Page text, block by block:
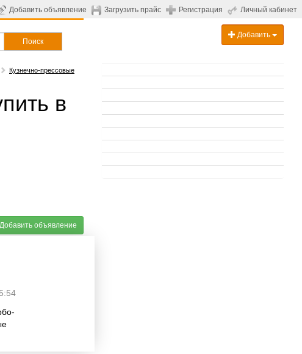
Добавить объявление Загрузить прайс Регистрация Личный кабинет
Поиск
Добавить
Кузнечно-прессовые
в
Добавить объявление